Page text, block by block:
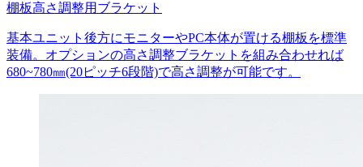
棚板高さ調整用ブラケット
基本ユニット後方にモニターやPC本体が置ける棚板を標準
装備。オプションの高さ調整ブラケットを組み合わせれば
680~780㎜(20ピッチ6段階)で高さ調整が可能です。